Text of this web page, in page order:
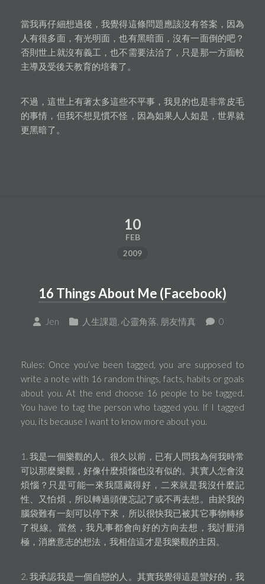
當我再仔細想過後，我覺得這條問題應該沒有答案，因為
人有很多面，有光明面，也有黑暗面，沒有一面倒的吧？
否則世上就沒有義工，也不需要法治了，只是那一方面較
主導及受後天教育的培養了。
不過，這世上有著太多這些不平事，我見的也是非常皮毛
的事情，但我不想見慣不怪，因為如果人人如是，世界就
更黑暗了。
10
FEB
2009
16 Things About Me (Facebook)
Jen 人生課題 心靈角落 朋友情真 0
Rules: Once you’ve been tagged, you are supposed to
write a note with 16 random things, facts, habits or goals
about you. At the end choose 16 people to be tagged.
You have to tag the person who tagged you. If I tagged
you, its because I want to know more about you.
1. 我是一個樂觀的人。很久以前，已有人問我為何我時常
可以那麼樂觀，好像什麼煩惱也沒有似的。其實人怎會沒
煩惱？只是可能一來我隱藏得好，二來就是我沒什麼記
性、又怕煩，所以轉過頭便忘記了或不再去想。由於我的
腦袋難有一刻可以停下來，所以很快我已被其它事物轉移
了視線。當然，我凡事都會向好的方向去想，我討厭消
極，消磨意志的想法，我相信這才是我樂觀的主因。
2. 我承認我是一個自戀的人。其實我覺得這是蠻好的，我